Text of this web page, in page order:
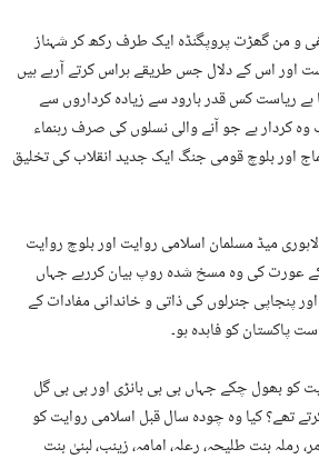
و من گھڑت پروپگنڈہ ایک طرف رکھ کر شہناز
اور اس کے دلال جس طریقے ہراس کرتے آرہے ہیں
ریاست کس قدر بارود سے زیادہ کرداروں سے
کردار ہے جو آنے والی نسلوں کی صرف رہنماء
اور بلوچ قومی جنگ ایک جدید انقلاب کی تخلیق
میڈ مسلمان اسلامی روایت اور بلوچ روایت
عورت کی وہ مسخ شدہ روپ بیان کررہے جہاں
پنجاپی جنرلوں کی ذاتی و خاندانی مفادات کے
پاکستان کو فاہدہ ہو۔
کو بھول چکے جہاں بی بی بانڑی اور بی بی گل
تھے؟ کیا وہ چودہ سال قبل اسلامی روایت کو
بنت طلیحہ، رعلہ، امامہ، زینب، لبنیٰ بنت